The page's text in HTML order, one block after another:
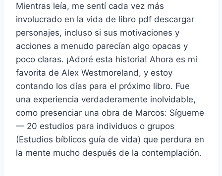
Mientras leía, me sentí cada vez más
involucrado en la vida de libro pdf descargar
personajes, incluso si sus motivaciones y
acciones a menudo parecían algo opacas y
poco claras. ¡Adoré esta historia! Ahora es mi
favorita de Alex Westmoreland, y estoy
contando los días para el próximo libro. Fue
una experiencia verdaderamente inolvidable,
como presenciar una obra de Marcos: Sígueme
— 20 estudios para individuos o grupos
(Estudios bíblicos guía de vida) que perdura en
la mente mucho después de la contemplación.